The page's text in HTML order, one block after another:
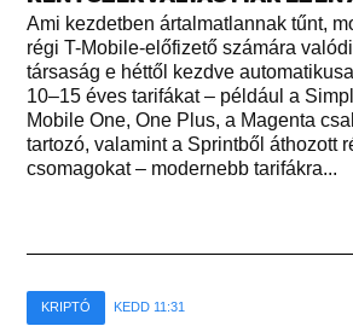
Ami kezdetben ártalmatlannak tűnt,
régi T-Mobile-előfizető számára
társaság e héttől kezdve
10–15 éves tarifákat – például a
Mobile One, One Plus, a Magenta
tartozó, valamint a Sprintből áthozott
csomagokat – modernebb tarifákra...
KRIPTÓ KEDD 11:31